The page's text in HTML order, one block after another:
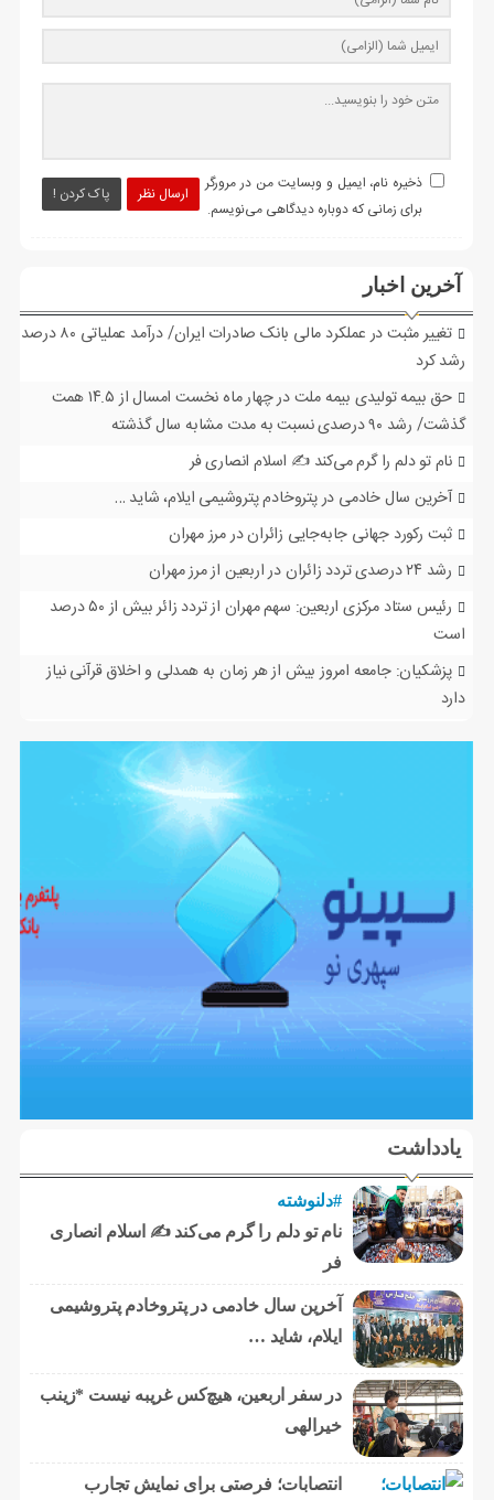
ارسال نظر پاک کردن !
ذخیره نام، ایمیل و وبسایت من در مرورگر
برای زمانی که دوباره دیدگاهی می‌نویسم.
آخرین اخبار
تغییر مثبت در عملکرد مالی بانک صادرات ایران/ درآمد عملیاتی ۸۰ درصد
رشد کرد
حق بیمه تولیدی بیمه ملت در چهار ماه نخست امسال از ۱۴.۵ همت
گذشت/ رشد ۹۰ درصدی نسبت به مدت مشابه سال گذشته
نام تو دلم را گرم می‌کند ✍️ اسلام انصاری فر
آخرین سال خادمی در پتروخادم پتروشیمی ایلام، شاید …
ثبت رکورد جهانی جابه‌جایی زائران در مرز مهران
رشد ۲۴ درصدی تردد زائران در اربعین از مرز مهران
رئیس ستاد مرکزی اربعین: سهم مهران از تردد زائر بیش از ۵۰ درصد
است
پزشکیان: جامعه امروز بیش از هر زمان به همدلی و اخلاق قرآنی نیاز
دارد
یادداشت
#دلنوشته
نام تو دلم را گرم می‌کند ✍️ اسلام انصاری
فر
آخرین سال خادمی در پتروخادم پتروشیمی
ایلام، شاید …
در سفر اربعین، هیچ‌کس غریبه نیست *زینب
خیرالهی
انتصابات؛ فرصتی برای نمایش تجارب